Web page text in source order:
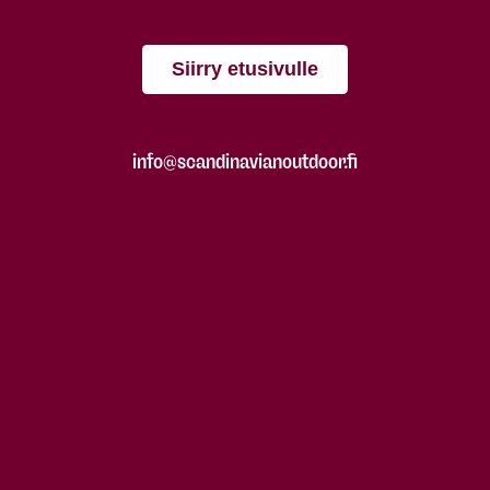
Siirry etusivulle
info@scandinavianoutdoor.fi